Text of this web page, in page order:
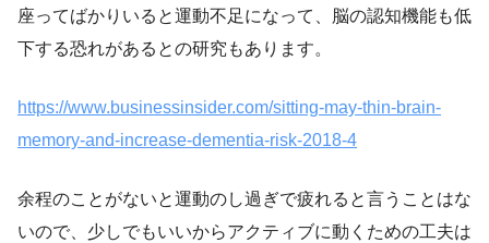
座ってばかりいると運動不足になって、脳の認知機能も低
下する恐れがあるとの研究もあります。
https://www.businessinsider.com/sitting-may-thin-brain-
memory-and-increase-dementia-risk-2018-4
余程のことがないと運動のし過ぎで疲れると言うことはな
いので、少しでもいいからアクティブに動くための工夫は